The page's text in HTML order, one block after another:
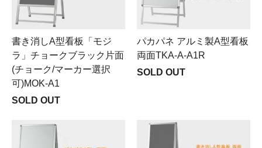
書き消しA型看板「モジ
ラ」チョークブラック片面
(チョーク/マーカー選択
可)MOK-A1
SOLD OUT
パカパネ アルミ製A型看板
両面TKA-A-A1R
SOLD OUT